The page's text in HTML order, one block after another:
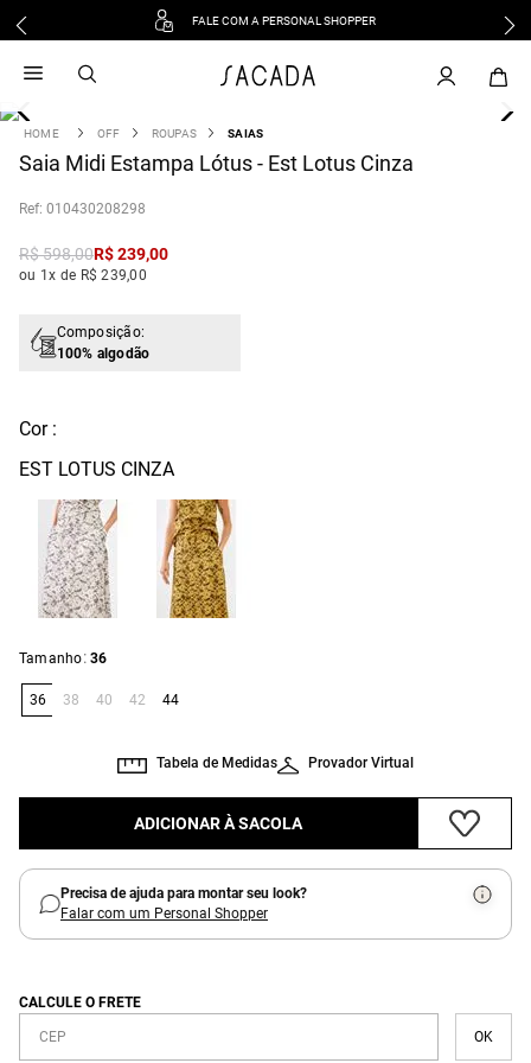
FALE COM A PERSONAL SHOPPER
OFF ROUPAS SAIAS
Saia Midi Estampa Lótus - Est Lotus Cinza
: 010430208298
R$598,00R$239,00
ou 1x de R$ 239,00
Composição:
100% algodão
Cor :
EST LOTUS CINZA
Tamanho: 36
36 38 40 42 44
Provador Virtual
Tabela de Medidas
ADICIONAR À SACOLA
Precisa de ajuda para montar seu look?
Falar com um Personal Shopper
CALCULE O FRETE
vestido
3 º blusa
º tricot
º macacão
jeans
vestido curto